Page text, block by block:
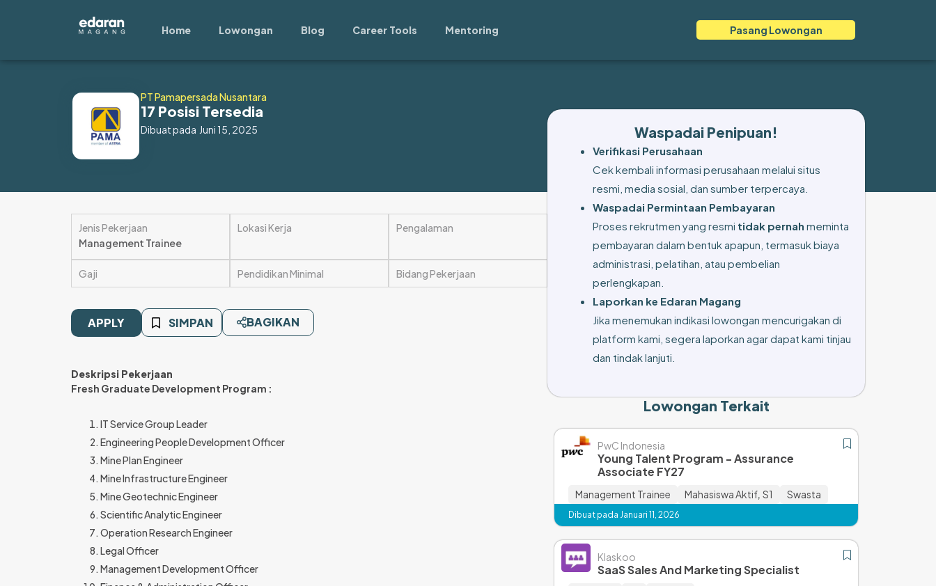
Home Lowongan Blog Career Tools Mentoring Pasang Lowongan
PT Pamapersada Nusantara
17 Posisi Tersedia
Dibuat pada Juni 15, 2025
Jenis Pekerjaan
Management Trainee
Lokasi Kerja Pengalaman
Gaji Pendidikan Minimal Bidang Pekerjaan
APPLY SIMPAN BAGIKAN
Deskripsi Pekerjaan
Fresh Graduate Development Program :
IT Service Group Leader
Engineering People Development Officer
Mine Plan Engineer
Mine Infrastructure Engineer
Mine Geotechnic Engineer
Scientific Analytic Engineer
Operation Research Engineer
Legal Officer
Management Development Officer
Waspadai Penipuan!
Verifikasi Perusahaan
Cek kembali informasi perusahaan melalui situs
resmi, media sosial, dan sumber terpercaya.
Waspadai Permintaan Pembayaran
Proses rekrutmen yang resmi tidak pernah meminta
pembayaran dalam bentuk apapun, termasuk biaya
administrasi, pelatihan, atau pembelian
perlengkapan.
Laporkan ke Edaran Magang
Jika menemukan indikasi lowongan mencurigakan di
platform kami, segera laporkan agar dapat kami tinjau
dan tindak lanjuti.
Lowongan Terkait
PwC Indonesia
Young Talent Program - Assurance
Associate FY27
Management Trainee Mahasiswa Aktif, S1 Swasta
Dibuat pada Januari 11, 2026
Klaskoo
SaaS Sales And Marketing Specialist